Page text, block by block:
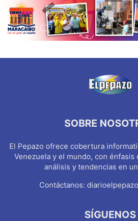
SOBRE
El Pepazo ofrece cobertura
Venezuela y el mundo, con énfasis
análisis y tendencias en
Contáctanos:
SÍGUENOS